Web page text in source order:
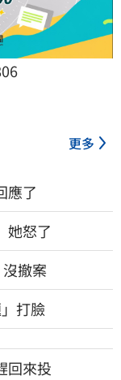
更多
應了
她怒了
撤案
打臉
回來投